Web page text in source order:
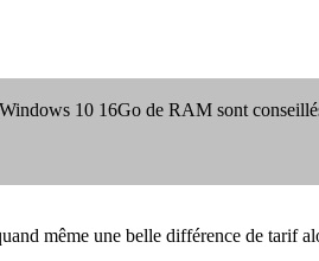
10 16Go de RAM sont
même une belle différence de tarif